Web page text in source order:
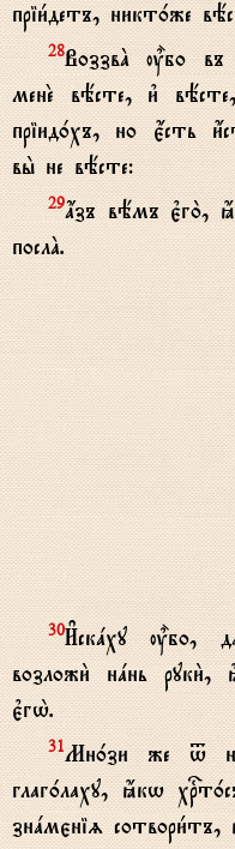
пріи1детъ, никт0же
28ВоззвA u5бо
менE вёсте, и3
пріид0хъ, но є4сть
вы2 не вёсте:
29ѓзъ вёмъ
послA.
30И#скaху u5бо,
возложи2 нaнь
є3гw2.
31Мн0зи же t
глаг0лаху, ћкw
знaмєніz